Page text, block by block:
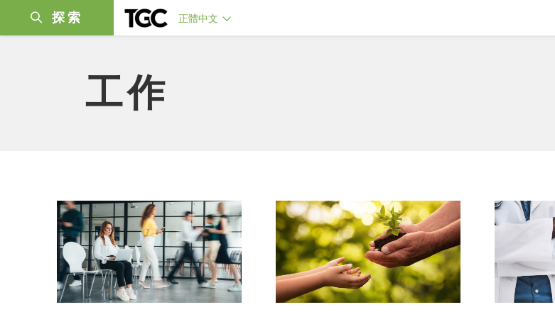
探索 正體中文
工作